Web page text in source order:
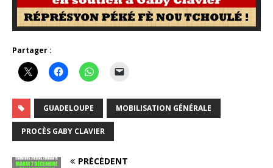
Partager :
GUADELOUPE MOBILISATION GÉNÉRALE
PROCÈS GABY CLAVIER
PRÉCÉDENT